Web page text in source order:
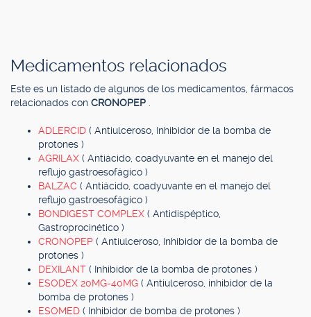
Medicamentos relacionados
Este es un listado de algunos de los medicamentos, fármacos
relacionados con CRONOPEP
ADLERCID ( Antiulceroso, Inhibidor de la bomba de
protones )
AGRILAX ( Antiácido, coadyuvante en el manejo del
reflujo gastroesofágico )
BALZAC ( Antiácido, coadyuvante en el manejo del
reflujo gastroesofágico )
BONDIGEST COMPLEX ( Antidispéptico,
Gastroprocinético )
CRONOPEP ( Antiulceroso, Inhibidor de la bomba de
protones )
DEXILANT ( Inhibidor de la bomba de protones )
ESODEX 20MG-40MG ( Antiulceroso, inhibidor de la
bomba de protones )
ESOMED ( Inhibidor de bomba de protones )